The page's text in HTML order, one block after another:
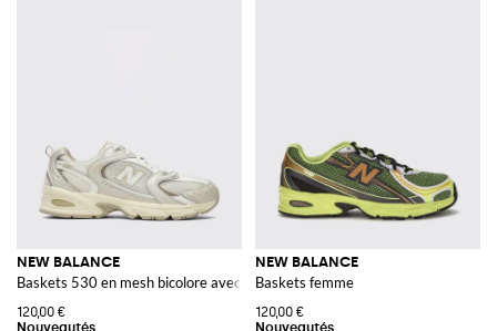
NEW BALANCE
Baskets 530 en mesh bicolore avec semelle intermédiaire ABZORB
120,00 €
NEW BALANCE
Baskets femme
120,00 €